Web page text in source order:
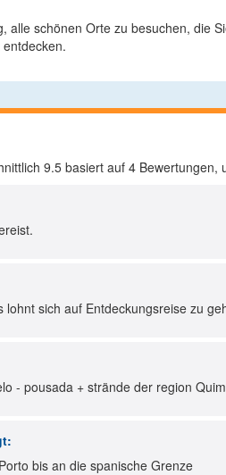
alle schönen Orte zu besuchen, die
9.5 basiert auf 4 Bewertungen,
lohnt sich auf Entdeckungsreise zu
- pousada + strände der region
bis an die spanische Grenze